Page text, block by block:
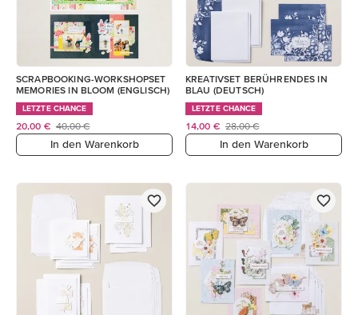
SCRAPBOOKING-WORKSHOPSET
MEMORIES IN BLOOM (ENGLISCH)
LETZTE CHANCE
20,00 € 40,00 €
In den Warenkorb
KREATIVSET BERÜHRENDES IN
BLAU (DEUTSCH)
LETZTE CHANCE
14,00 € 28,00 €
In den Warenkorb